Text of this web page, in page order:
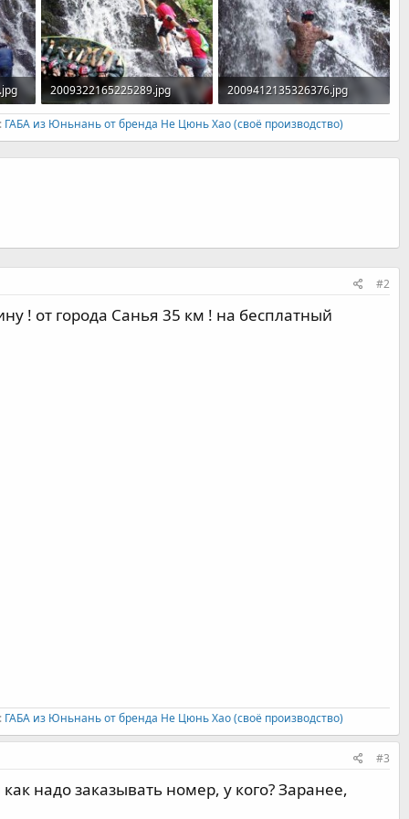
2009322165225289.jpg
128,2 KB · Просмотры: 784
2009412135326376.jpg
51,2 KB · Просмотры: 542
ГАБА из Юньнань от бренда Не Цюнь Хао (своё производство)
#2
! от города Санья 35 км ! на бесплатный
ГАБА из Юньнань от бренда Не Цюнь Хао (своё производство)
#3
надо заказывать номер, у кого? Заранее,